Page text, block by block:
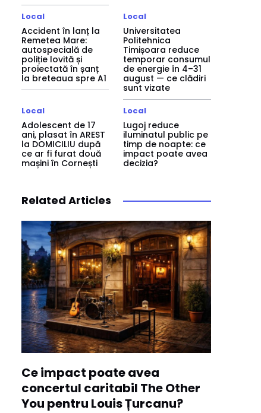
Local
Accident în lanț la
Remetea Mare:
autospecială de
poliție lovită și
proiectată în șanț
la breteaua spre A1
Local
Universitatea
Politehnica
Timișoara reduce
temporar consumul
de energie în 4–31
august — ce clădiri
sunt vizate
Local
Adolescent de 17
ani, plasat în AREST
la DOMICILIU după
ce ar fi furat două
mașini în Cornești
Local
Lugoj reduce
iluminatul public pe
timp de noapte: ce
impact poate avea
decizia?
Related Articles
Ce impact poate avea
concertul caritabil The Other
You pentru Louis Țurcanu?